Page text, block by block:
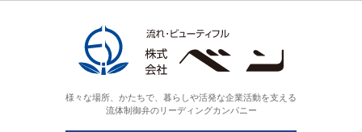
様々な場所、かたちで、暮らしや活発な企業活動を支える
流体制御弁のリーディングカンパニー